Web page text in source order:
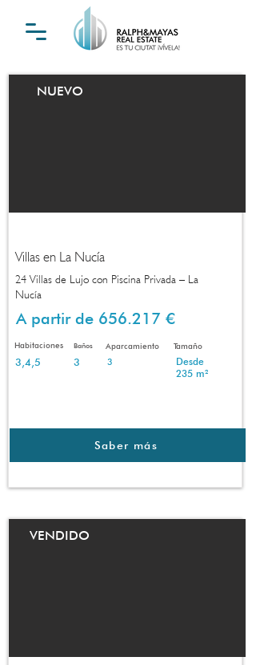
NUEVO
Villas en La Nucía
24 Villas de Lujo con Piscina Privada – La
Nucía
A partir de 656.217 €
Habitaciones Baños Aparcamiento Tamaño
3,4,5 3 3
Desde
235 m²
Saber más
VENDIDO